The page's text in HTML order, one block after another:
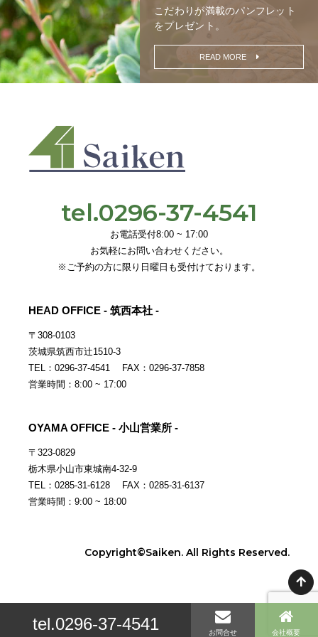
こだわりが満載のパンフレット
をプレゼント。
READ MORE
tel.0296-37-4541
お電話受付8:00 ~ 17:00
お気軽にお問い合わせください。
※ご予約の方に限り日曜日も受付けております。
HEAD OFFICE - 筑西本社 -
〒308-0103
茨城県筑西市辻1510-3
TEL：0296-37-4541 FAX：0296-37-7858
営業時間：8:00 ~ 17:00
OYAMA OFFICE - 小山営業所 -
〒323-0829
栃木県小山市東城南4-32-9
TEL：0285-31-6128 FAX：0285-31-6137
営業時間：9:00 ~ 18:00
Copyright©Saiken. All Rights Reserved.
tel.0296-37-4541 お問合せ 会社概要